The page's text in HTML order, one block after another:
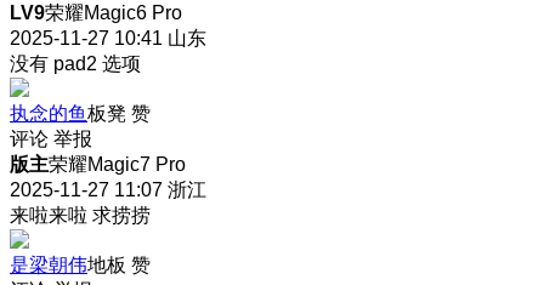
LV9荣耀Magic6 Pro
2025-11-27 10:41 山东
没有 pad2 选项
执念的鱼板凳 赞
评论 举报
版主荣耀Magic7 Pro
2025-11-27 11:07 浙江
来啦来啦 求捞捞
是梁朝伟地板 赞